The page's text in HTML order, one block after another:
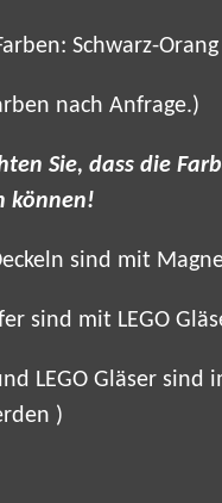
Schwarz-Orang
nach Anfrage.)
Sie, dass die
können!
sind mit
sind mit LEGO
LEGO Gläser
)